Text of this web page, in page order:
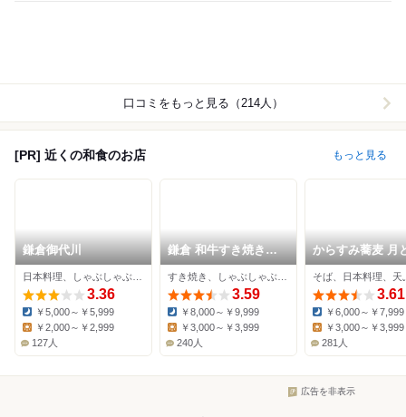
口コミをもっと見る（214人）
[PR] 近くの和食のお店 もっと見る
鎌倉御代川
3.36
Dinner:
￥5,000～￥5,999
￥2,000～￥2,999
127人
鎌倉 和牛すき焼きし
ゃぶしゃぶレストラン
Sasho
3.59
Dinner:
￥8,000～￥9,999
￥3,000～￥3,999
240人
からすみ蕎麦 月
そば、日本料理、天
3.61
Dinner:
￥6,000～￥7,999
￥3,000～￥3,999
281人
広告を非表示